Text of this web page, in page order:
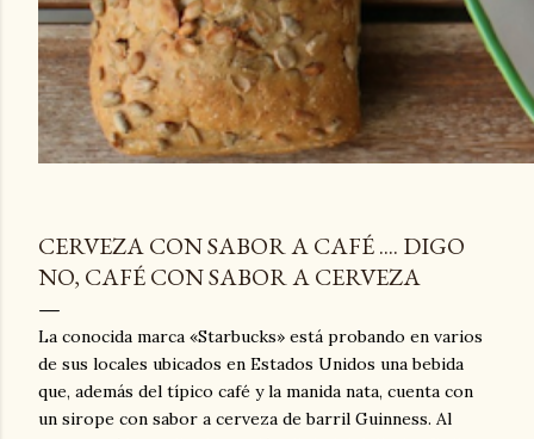
CERVEZA CON SABOR A CAFÉ .... DIGO
NO, CAFÉ CON SABOR A CERVEZA
La conocida marca «Starbucks» está probando en varios
de sus locales ubicados en Estados Unidos una bebida
que, además del típico café y la manida nata, cuenta con
un sirope con sabor a cerveza de barril Guinness. Al